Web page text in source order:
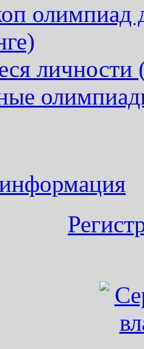
олимпиад
личности